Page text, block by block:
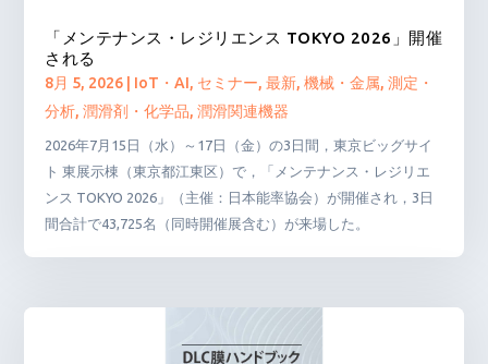
「メンテナンス・レジリエンス TOKYO 2026」開催
される
8月 5, 2026 IoT・AI, セミナー,最新,機械・金属,測定・
分析,潤滑剤・化学品,潤滑関連機器
2026年7月15日（水）～17日（金）の3日間，東京ビッグサイ
ト 東展示棟（東京都江東区）で，「メンテナンス・レジリエ
ンス TOKYO 2026」（主催：日本能率協会）が開催され，3日
間合計で43,725名（同時開催展含む）が来場した。